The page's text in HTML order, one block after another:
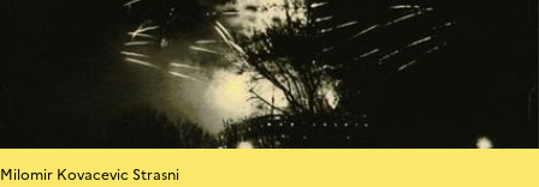
Milomir Kovacevic Strasni